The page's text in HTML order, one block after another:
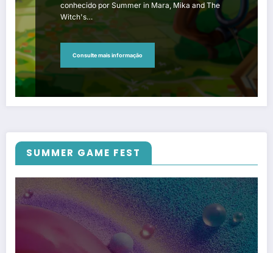
conhecido por Summer in Mara, Mika and The
Witch's…
Consulte mais informação
SUMMER GAME FEST